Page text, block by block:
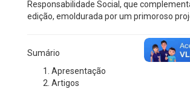
Responsabilidade Social, que
edição, emoldurada por um primoroso
Sumário
Apresentação
Artigos